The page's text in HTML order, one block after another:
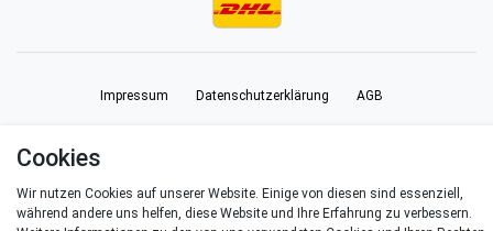
Impressum Daten­schutz­erklärung AGB
Barrierefreiheitserklärung
Kontakt
Cookies
Wir nutzen Cookies auf unserer Website. Einige von diesen sind essenziell,
während andere uns helfen, diese Website und Ihre Erfahrung zu verbessern.